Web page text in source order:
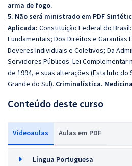
arma de fogo.
5. Não será ministrado em PDF
Aplicada: Constituição Federal do
Fundamentais; Dos Direitos e Garantias
Deveres Individuais e Coletivos; Da
Servidores Públicos. Lei Complementar
de 1994, e suas alterações (Estatuto do
Grande do Sul). Criminalística.
Conteúdo deste curso
Videoaulas Aulas em PDF
Língua Portuguesa